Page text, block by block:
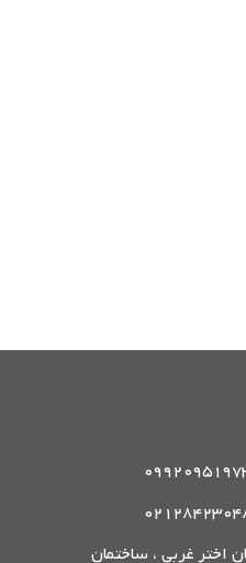
اختر غربی ، ساختمان